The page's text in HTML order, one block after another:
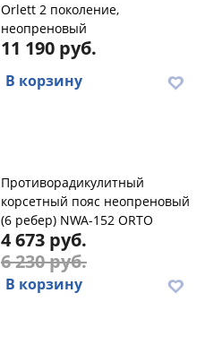
Orlett 2 поколение,
неопреновый
11 190 руб.
В корзину
Противорадикулитный
корсетный пояс неопреновый
(6 ребер) NWA-152 ORTO
4 673 руб.
6 230 руб.
В корзину